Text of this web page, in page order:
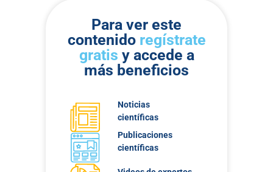
Para ver este
contenido regístrate
gratis y accede a
más beneficios
Noticias
científicas
Publicaciones
científicas